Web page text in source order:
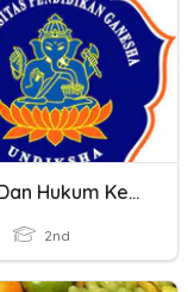
Etika Dan Hukum Kesehatan (aspek Legal Dalam Kebidanan)
2nd